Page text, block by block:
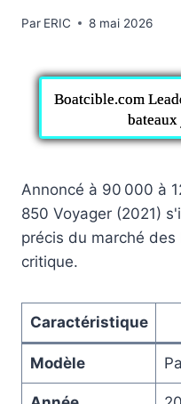
Par ERIC 8 mai 2026
Boatcible.com
Annoncé à 90 000 à
850 Voyager (2021)
précis du marché
critique.
Caractéristique
Modèle